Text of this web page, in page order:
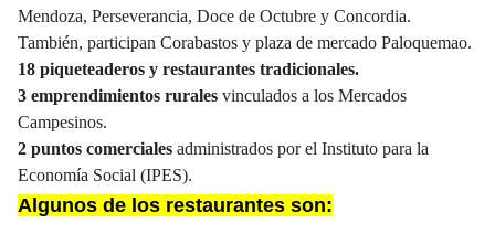
Mendoza, Perseverancia, Doce de Octubre y Concordia.
También, participan Corabastos y plaza de mercado Paloquemao.
18 piqueteaderos y restaurantes tradicionales.
3 emprendimientos rurales vinculados a los Mercados
Campesinos.
2 puntos comerciales administrados por el Instituto para la
Economía Social (IPES).
Algunos de los restaurantes son: